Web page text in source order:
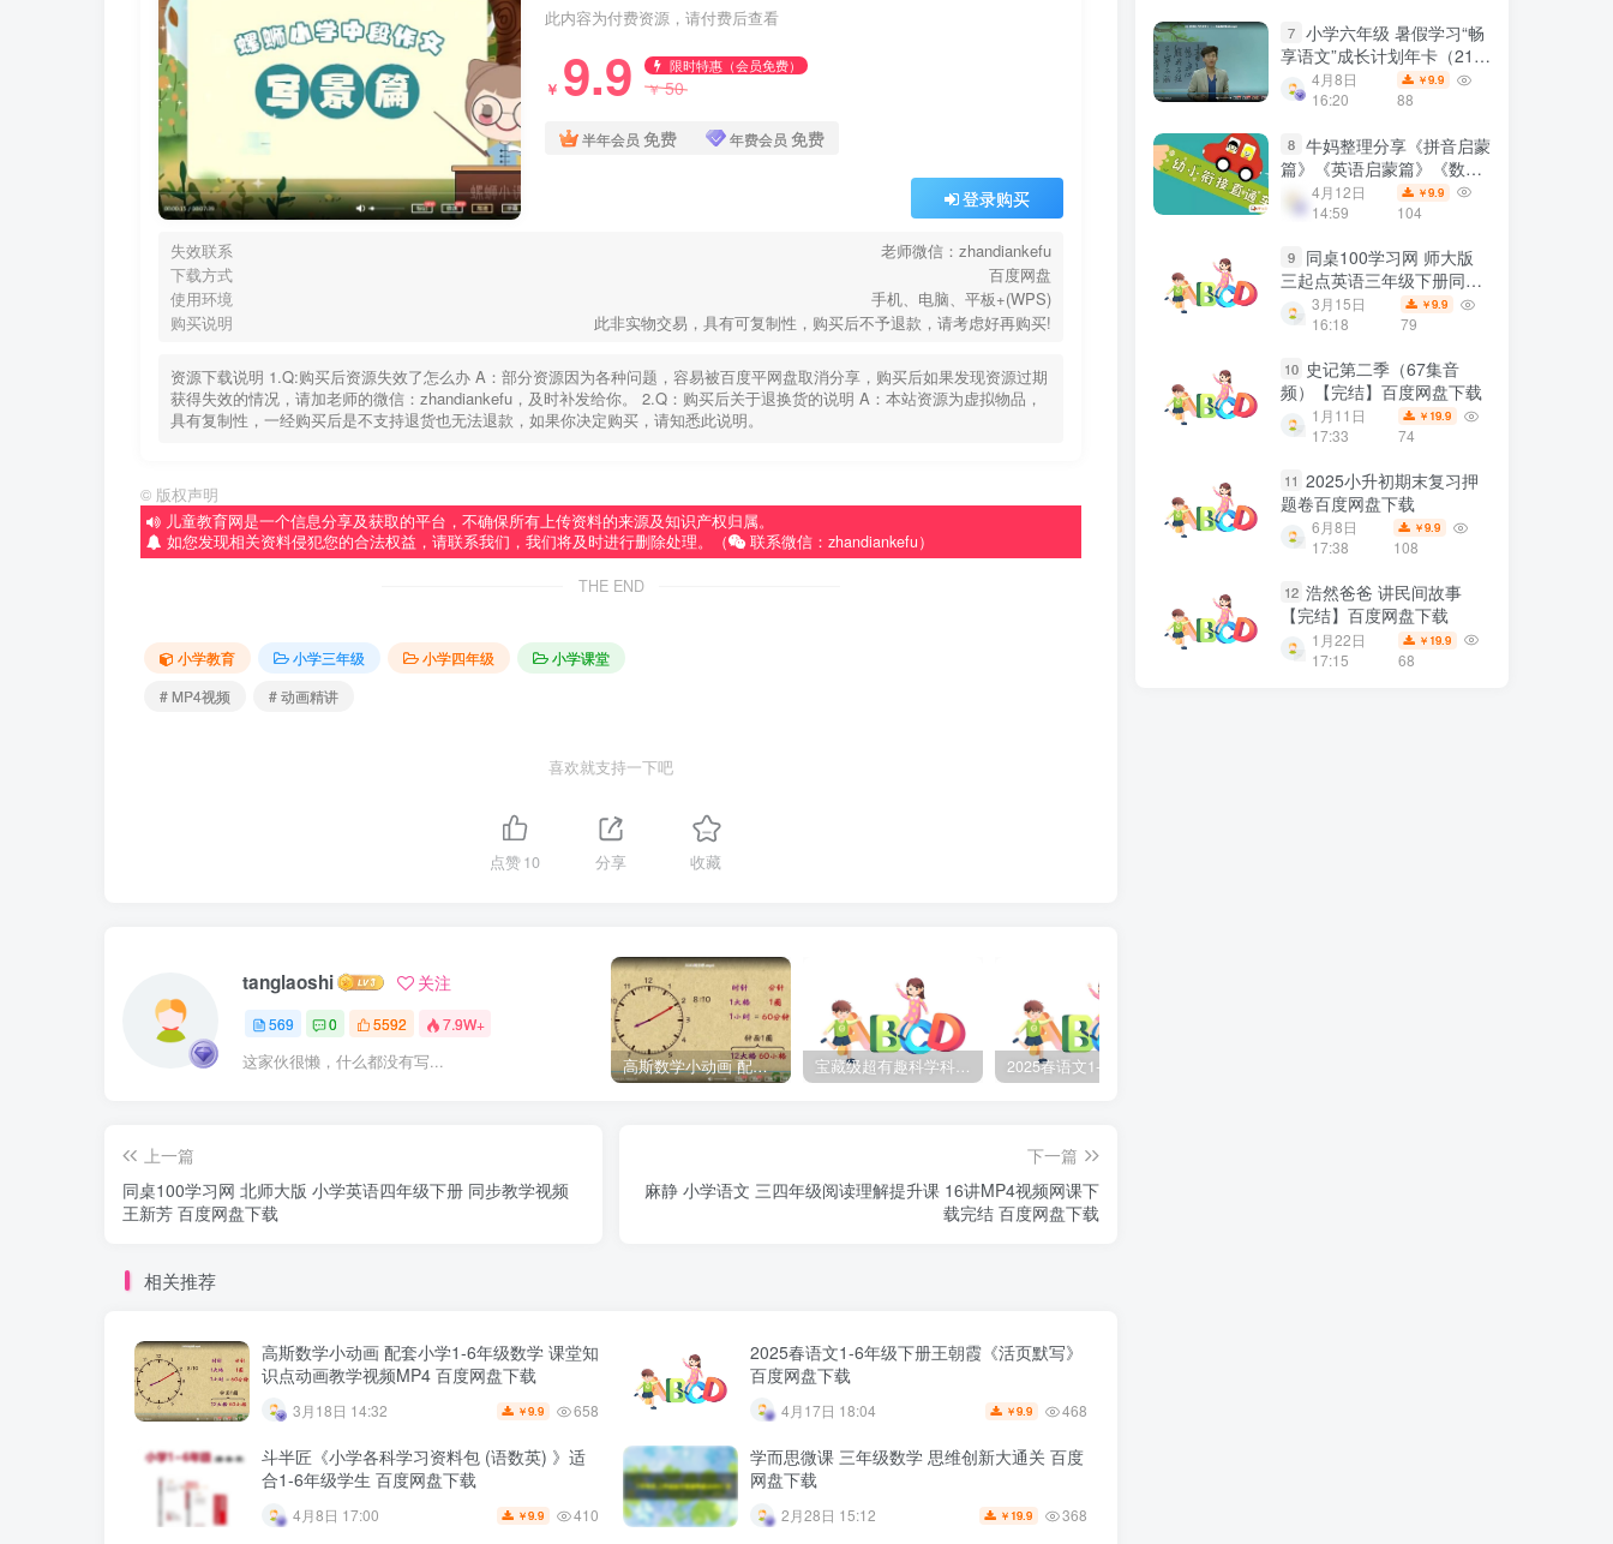
此内容为付费资源，请付费后查看
￥ 9.9 限时特惠（会员免费）
￥50
半年会员 免费 年费会员 免费
登录购买
失效联系
老师微信：zhandiankefu
下载方式
百度网盘
使用环境
手机、电脑、平板+(WPS)
购买说明
此非实物交易，具有可复制性，购买后不予退款，请考虑好再购买!
资源下载说明 1.Q:购买后资源失效了怎么办 A：部分资源因为各种问题，容易被百度平网盘取消分享，购买后如果发现资源过期
获得失效的情况，请加老师的微信：zhandiankefu，及时补发给你。 2.Q：购买后关于退换货的说明 A：本站资源为虚拟物品，
具有复制性，一经购买后是不支持退货也无法退款，如果你决定购买，请知悉此说明。
© 版权声明
儿童教育网是一个信息分享及获取的平台，不确保所有上传资料的来源及知识产权归属。
如您发现相关资料侵犯您的合法权益，请联系我们，我们将及时进行删除处理。（
联系微信：zhandiankefu）
THE END
小学教育 小学三年级 小学四年级
小学课堂
# MP4视频
# 动画精讲
喜欢就支持一下吧
点赞10 分享 收藏
tanglaoshi 关注
569 0 5592 7.9W+
这家伙很懒，什么都没有写... 高斯数学小动画 配套小学1-6年级数学 课堂知识点动画教学视频MP4 百度网盘下载 宝藏级超有趣科学科普动画《土豆逗严肃科普》第二季 百度网盘下载
上一篇
同桌100学习网 北师大版 小学英语四年级下册 同步教学视频
王新芳 百度网盘下载
下一篇
麻静 小学语文 三四年级阅读理解提升课 16讲MP4视频网课下
载完结 百度网盘下载
相关推荐
高斯数学小动画 配套小学1-6年级数学 课堂知
识点动画教学视频MP4 百度网盘下载
3月18日 14:32 ￥9.9 658
2025春语文1-6年级下册王朝霞《活页默写》
百度网盘下载
4月17日 18:04 ￥9.9 468
斗半匠《小学各科学习资料包 (语数英) 》适
合1-6年级学生 百度网盘下载
4月8日 17:00 ￥9.9 410
学而思微课 三年级数学 思维创新大通关 百度
网盘下载
2月28日 15:12 ￥ 19.9 368
7 小学六年级 暑假学习“畅
享语文”成长计划年卡（21—
24级）49讲MP4视频百度网
盘下载
4月8日
16:20
￥9.9
88
8 牛妈整理分享《拼音启蒙
篇》《英语启蒙篇》《数学
启蒙篇》三合一资料包百度
网盘下载
4月12日
14:59
￥9.9
104
9
同桌100学习网 师大版
三起点英语三年级下册同步
教学视频 王新芳 3.54GB百
度网盘下载
3月15日
16:18
￥9.9
79
10 史记第二季（67集音
频）【完结】百度网盘下载
1月11日
17:33
￥ 19.9
74
11 2025小升初期末复习押
题卷百度网盘下载
6月8日
17:38
￥9.9
108
12 浩然爸爸 讲民间故事
【完结】百度网盘下载
1月22日
17:15
￥ 19.9
68